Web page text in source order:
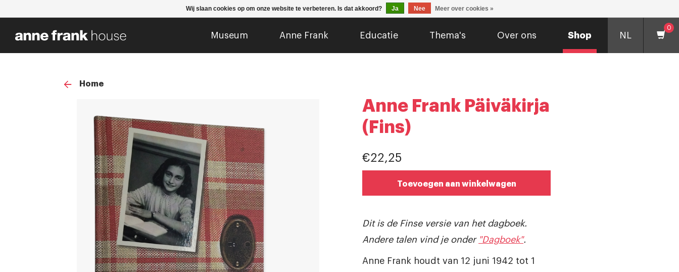
Museum Anne Frank Educatie Thema's Over ons Shop NL
0
Home
Anne Frank Päiväkirja
(Fins)
€22,25
Toevoegen aan winkelwagen
Dit is de Finse versie van het dagboek.
Andere talen vind je onder "Dagboek".
Anne Frank houdt van 12 juni 1942 tot 1
Wij slaan cookies op om onze website te verbeteren. Is dat akkoord? Ja Nee Meer over cookies »